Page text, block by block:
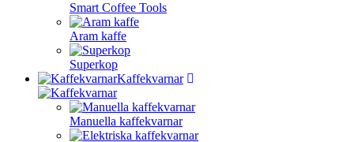
Smart Coffee Tools
Aram kaffe
Superkop
Kaffekvarnar
Manuella kaffekvarnar